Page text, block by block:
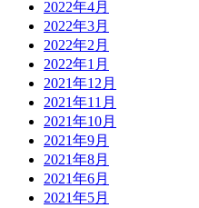
2022年4月
2022年3月
2022年2月
2022年1月
2021年12月
2021年11月
2021年10月
2021年9月
2021年8月
2021年6月
2021年5月